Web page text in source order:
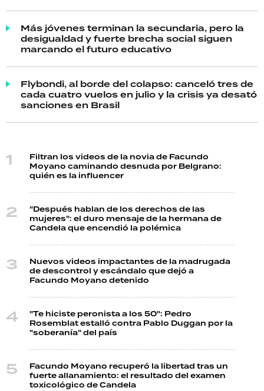
Más jóvenes terminan la secundaria, pero la
desigualdad y fuerte brecha social siguen
marcando el futuro educativo
Flybondi, al borde del colapso: canceló tres de
cada cuatro vuelos en julio y la crisis ya desató
sanciones en Brasil
Filtran los videos de la novia de Facundo
Moyano caminando desnuda por Belgrano:
quién es la influencer
"Después hablan de los derechos de las
mujeres": el duro mensaje de la hermana de
Candela que encendió la polémica
Nuevos videos impactantes de la madrugada
de descontrol y escándalo que dejó a
Facundo Moyano detenido
"Te hiciste peronista a los 50": Pedro
Rosemblat estalló contra Pablo Duggan por la
"soberanía" del país
Facundo Moyano recuperó la libertad tras un
fuerte allanamiento: el resultado del examen
toxicológico de Candela